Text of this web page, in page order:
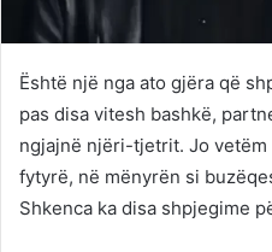
Është një nga ato gjëra që
pas disa vitesh bashkë,
ngjajnë njëri-tjetrit. Jo
fytyrë, në mënyrën si
Shkenca ka disa shpjegime